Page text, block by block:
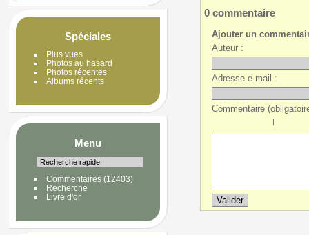
Spéciales
Plus vues
Photos au hasard
Photos récentes
Albums récents
Menu
Commentaires(12403)
Recherche
Livre d'or
0 commentaire
Ajouter un
Auteur :
Adresse e-mail :
Commentaire
|